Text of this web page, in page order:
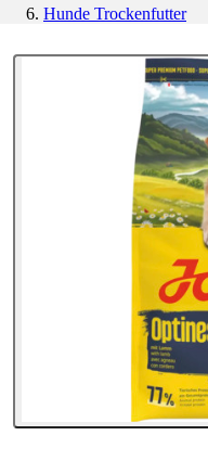
Hunde Trockenfutter